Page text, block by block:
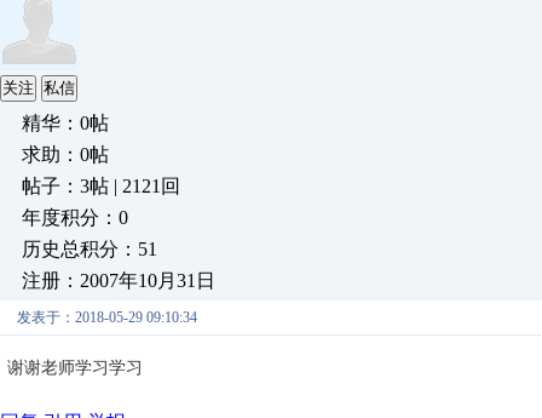
关注 私信
精华：0帖
求助：0帖
帖子：3帖 | 2121回
年度积分：0
历史总积分：51
注册：2007年10月31日
发表于：2018-05-29 09:10:34
谢谢老师学习学习